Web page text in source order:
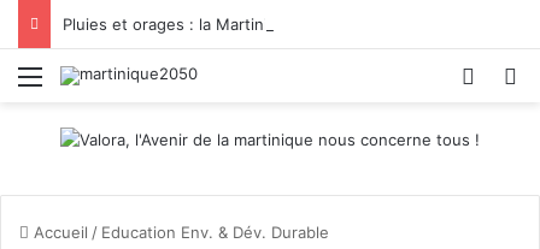
Pluies et orages : la Martinique passe en vigilance jaune
Menu
Accueil / Education Env. & Dév. Durable